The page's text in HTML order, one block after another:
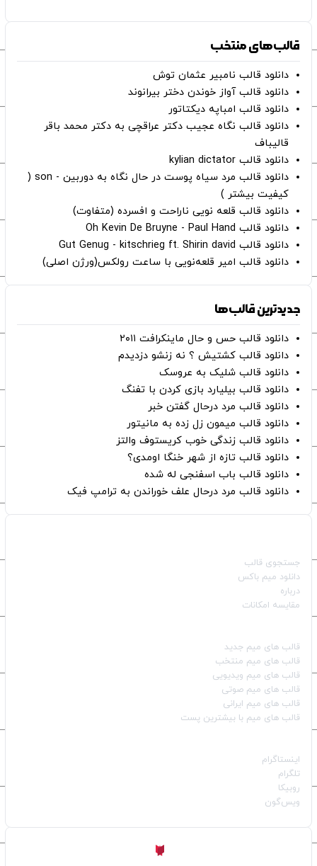
قالب‌های منتخب
دانلود قالب نامبیر عثمان ‌توش
دانلود قالب آواز خوندن دختر بیرانوند
دانلود قالب امباپه دیکتاتور
دانلود قالب نگاه عجیب دکتر عراقچی به دکتر محمد باقر
قالیباف
دانلود قالب kylian dictator
دانلود قالب مرد سیاه پوست در حال نگاه به دوربین - son (
کیفیت بیشتر )
دانلود قالب قلعه نویی ناراحت و افسرده (متفاوت)
دانلود قالب Oh Kevin De Bruyne - Paul Hand
دانلود قالب Gut Genug - kitschrieg ft. Shirin david
دانلود قالب امیر قلعه‌نویی با ساعت رولکس(ورژن اصلی)
جدیدترین قالب‌ها
دانلود قالب حس و حال ماینکرافت ۲۰۱۱
دانلود قالب کشتیش ؟ نه زنشو دزدیدم
دانلود قالب شلیک به عروسک
دانلود قالب بیلیارد بازی کردن با تفنگ
دانلود قالب مرد درحال گفتن خبر
دانلود قالب میمون زل زده به مانیتور
دانلود قالب زندگی خوب کریستوف والتز
دانلود قالب تازه از شهر خنگا اومدی؟
دانلود قالب باب اسفنجی له شده
دانلود قالب مرد درحال علف خوراندن به ترامپ فیک
جستجوی قالب
دانلود میم باکس
درباره
مقایسه امکانات
قالب‌ های میم جدید
قالب‌ های میم منتخب
قالب‌ های میم ویدیویی
قالب‌ های میم صوتی
قالب‌ های میم ایرانی
قالب‌ های میم با بیشترین پست
اینستاگرام
تلگرام
روبیکا
ویس‌گون